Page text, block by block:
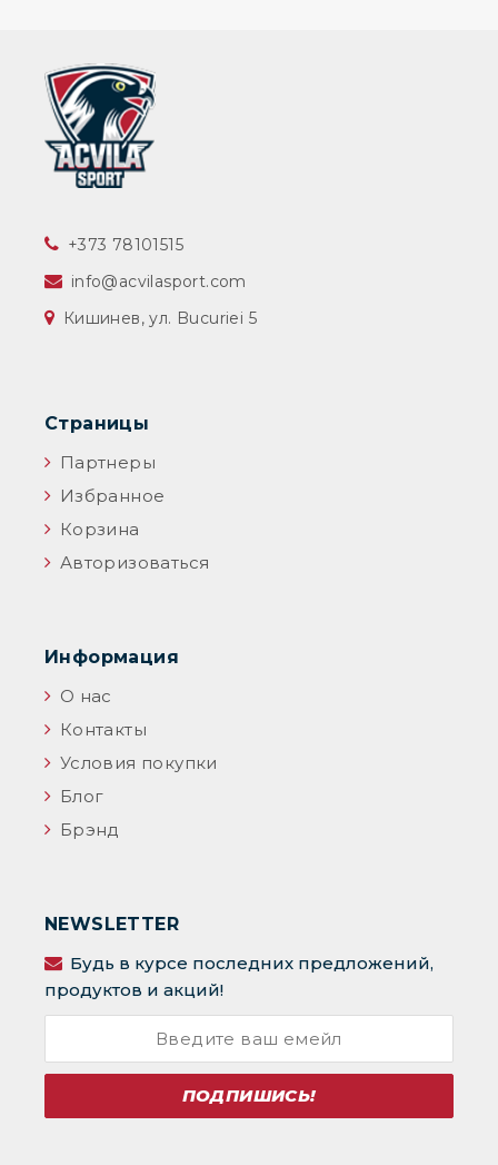
‎+373 78101515
info@acvilasport.com
Кишинев, ул. Bucuriei 5
Страницы
Партнеры
Избранное
Корзина
Авторизоваться
Информация
О нас
Контакты
Условия покупки
Блог
Брэнд
NEWSLETTER
Будь в курсе последних предложений,
продуктов и акций!
ПОДПИШИСЬ!